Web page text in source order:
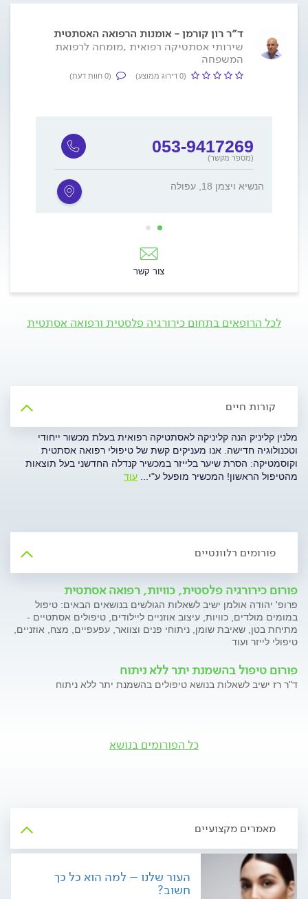
ד״ר רון קורמן - אומנות הרפואה האסתטית
שירותי אסתטיקה רפואית ,מומחה לרפואת
המשפחה
(0 דירוג ממוצע) (0 חוות דעת)
053-9417269
(מספר מקשר)
הנשיא ויצמן 18, עפולה
צור קשר
לכל הרופאים בתחום כירורגיה פלסטית ורפואה אסתטית
קורות חיים
מלנין קליניק הנה קליניקה לאסתטיקה רפואית בעלת מכשור ייחודי
וטכנולוגיה חדישה. אנו מעניקים קשת של טיפולי רפואה אסתטית
וקוסמטיקה: הסרת שיער בלייזר במכשיר קנדלה החדשני בעל תוצאות
מהטיפול הראשון! המכשיר מופעל ע"י
עוד
פורומים רלוונטיים
פורום כירורגיה פלסטית, כוויות, רפואה אסתטית
פרופ' יהודה אולמן ישיב לשאלות הגולשים בנושאים הבאים: טיפול
במומים מולדים, כוויות, עיצוב אוזניים ליילודים, טיפולים אסתטיים -
מתיחת בטן, שאיבת שומן, ניתוחי פנים וצוואר, עפעפיים, מצח, אוזניים,
טיפולי לייזר ועוד
פורום טיפול בהשמנת יתר ללא ניתוח
ד"ר רז ישיב לשאלות בנושא טיפולים בהשמנת יתר ללא ניתוח
כל הפורומים בנושא
מאמרים מקצועיים
העור שלנו – למה הוא כל כך
חשוב?